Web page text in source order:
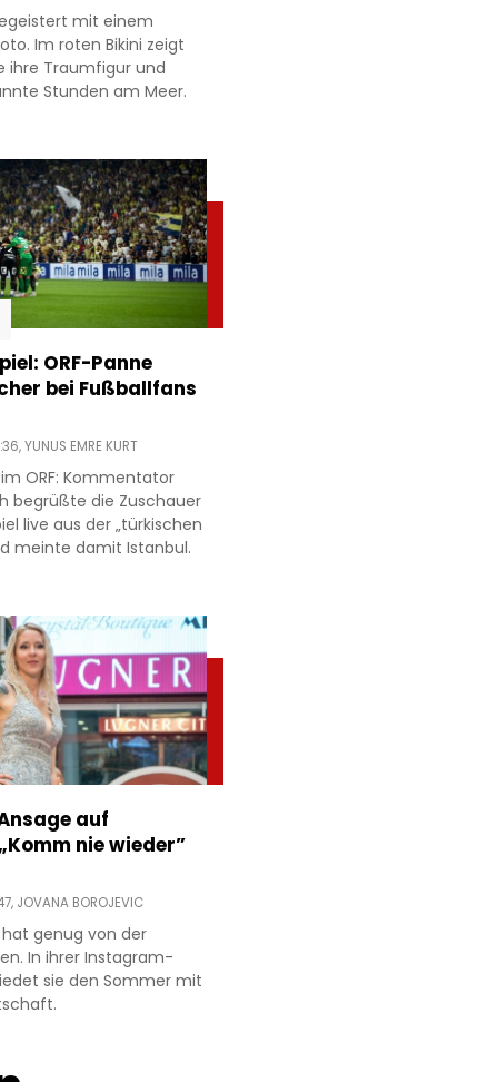
mit einem
Im roten Bikini zeigt
ihre Traumfigur und
Stunden am Meer.
ORF-Panne
bei Fußballfans
YUNUS EMRE KURT
ORF: Kommentator
begrüßte die Zuschauer
live aus der „türkischen
meinte damit Istanbul.
auf
nie wieder”
JOVANA BOROJEVIC
genug von der
In ihrer Instagram-
sie den Sommer mit